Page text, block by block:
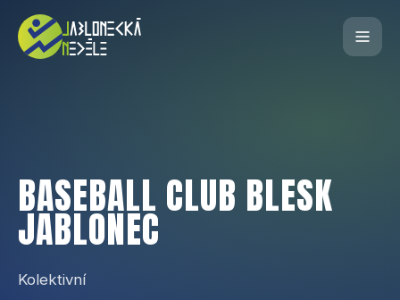
BASEBALL CLUB BLESK
JABLONEC
Kolektivní